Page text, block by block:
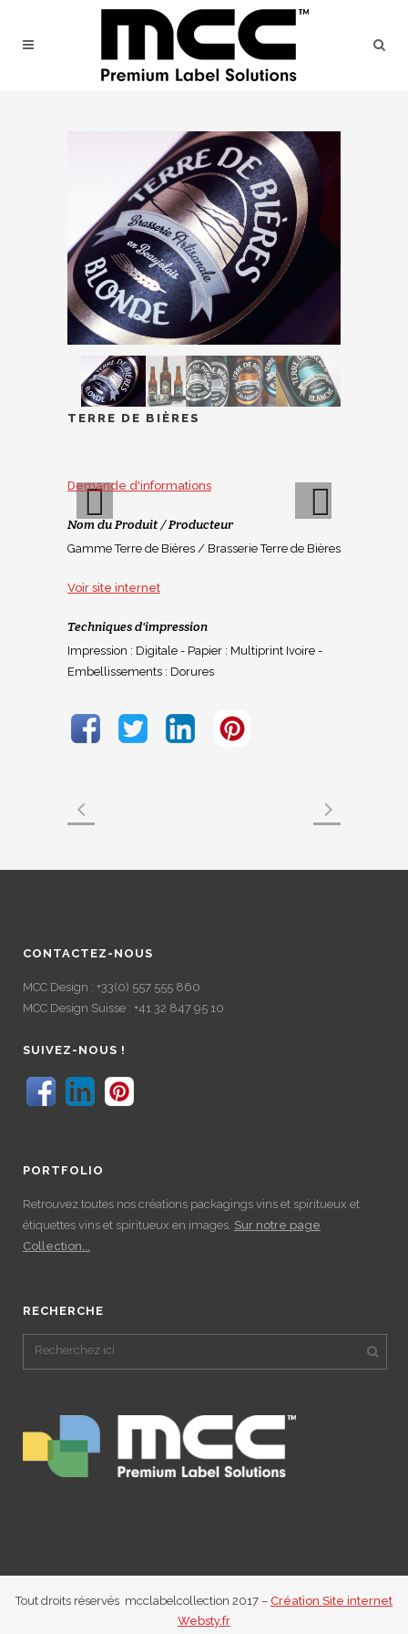
Previous Next
TERRE DE BIÈRES
Demande d'informations
Nom du Produit / Producteur
Gamme Terre de Bières / Brasserie Terre de Bières
Voir site internet
Techniques d'impression
Impression : Digitale - Papier : Multiprint Ivoire -
Embellissements : Dorures
CONTACTEZ-NOUS
MCC Design : +33(0) 557 555 860
MCC Design Suisse : +41 32 847 95 10
SUIVEZ-NOUS !
PORTFOLIO
Retrouvez toutes nos créations packagings vins et spiritueux et
étiquettes vins et spiritueux en images. Sur notre page
Collection...
RECHERCHE
Tout droits réservés mcclabelcollection 2017 – Création Site internet
Websty.fr